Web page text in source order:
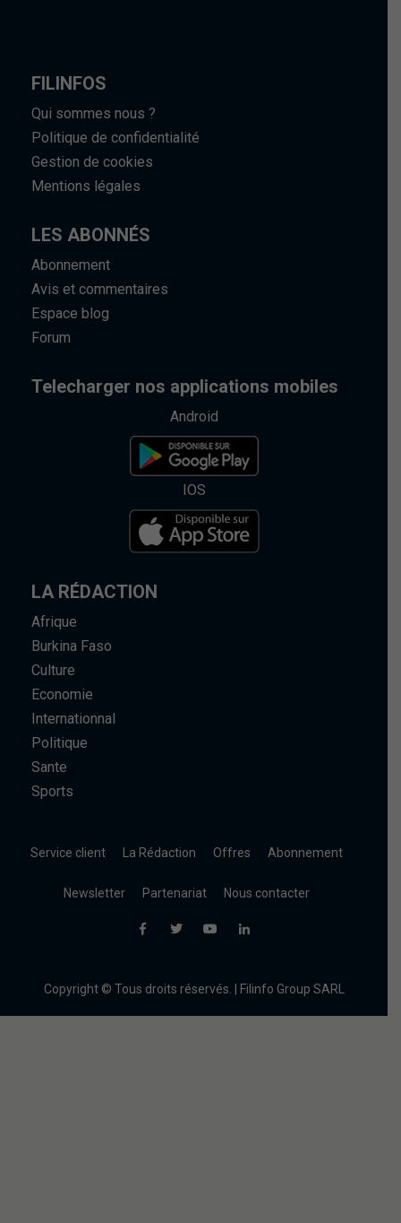
FILINFOS
Qui sommes nous ?
Politique de confidentialité
Gestion de cookies
Mentions légales
LES ABONNÉS
Abonnement
Avis et commentaires
Espace blog
Forum
Telecharger nos applications mobiles
Android
IOS
LA RÉDACTION
Afrique
Burkina Faso
Culture
Economie
Internationnal
Politique
Sante
Sports
Service client La Rédaction Offres Abonnement
Newsletter Partenariat Nous contacter
Copyright © Tous droits réservés. | Filinfo Group SARL